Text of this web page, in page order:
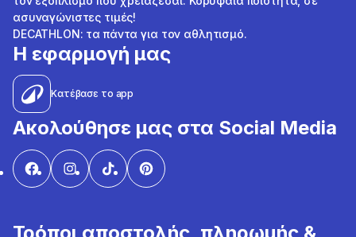
ασυναγώνιστες τιμές!
DECATHLON: τα πάντα για τον αθλητισμό.
Η εφαρμογή μας
Κατέβασε το app
Ακολούθησε μας στα Social Media